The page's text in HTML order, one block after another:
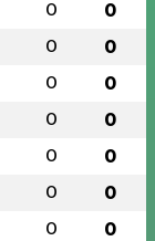
0 0
0 0
0 0
0 0
0 0
0 0
0 0